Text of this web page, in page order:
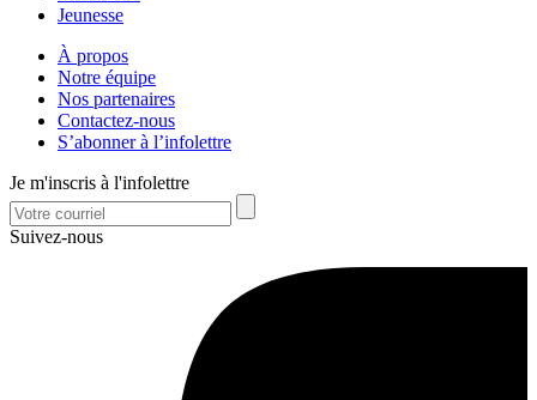
Jeunesse
À propos
Notre équipe
Nos partenaires
Contactez-nous
S’abonner à l’infolettre
Je m'inscris à l'infolettre
Suivez-nous